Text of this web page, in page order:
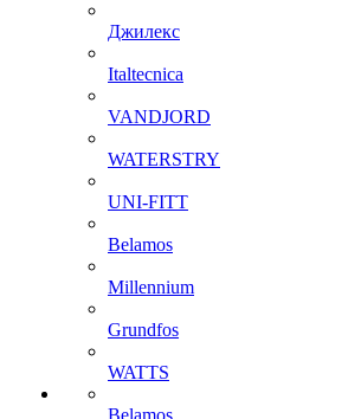
Джилекс
Italtecnica
VANDJORD
WATERSTRY
UNI-FITT
Belamos
Millennium
Grundfos
WATTS
Belamos